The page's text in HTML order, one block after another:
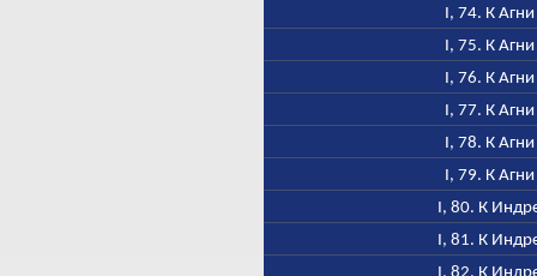
I, 74. К Агни
I, 75. К Агни
I, 76. К Агни
I, 77. К Агни
I, 78. К Агни
I, 79. К Агни
I, 80. К
I, 81. К
I, 82. К